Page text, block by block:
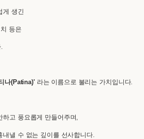
게 생긴
등은
나(Patina)'라는 이름으로 불리는 가치입니다.
고 풍요롭게 만들어주며,
낼 수 없는 깊이를 선사합니다.